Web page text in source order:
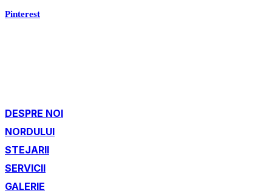
Pinterest
DESPRE NOI
NORDULUI
STEJARII
SERVICII
GALERIE